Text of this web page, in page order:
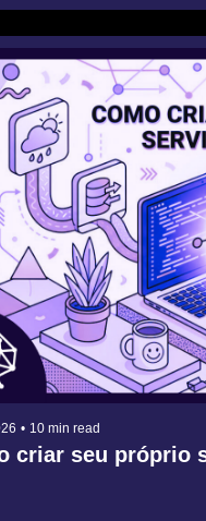
• 10 min read
criar seu próprio